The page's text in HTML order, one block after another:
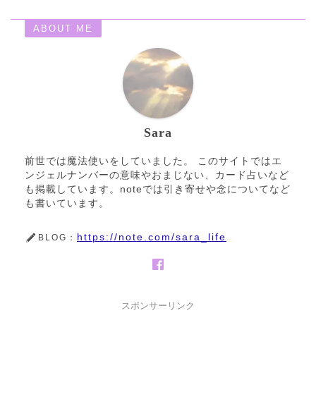
ABOUT ME
Sara
前世では魔法使いをしていました。 このサイトではエ
ンジェルナンバーの意味やおまじない、カード占いなど
も掲載しています。noteでは引き寄せや念についてなど
も書いています。
BLOG： https://note.com/sara_life
スポンサーリンク